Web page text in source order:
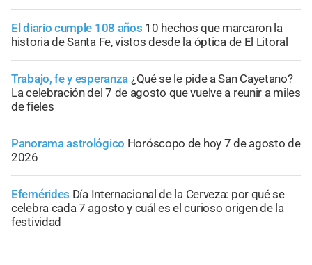
El diario cumple 108 años 10 hechos que marcaron la
historia de Santa Fe, vistos desde la óptica de El Litoral
Trabajo, fe y esperanza ¿Qué se le pide a San Cayetano?
La celebración del 7 de agosto que vuelve a reunir a miles
de fieles
Panorama astrológico Horóscopo de hoy 7 de agosto de
2026
Efemérides Día Internacional de la Cerveza: por qué se
celebra cada 7 agosto y cuál es el curioso origen de la
festividad